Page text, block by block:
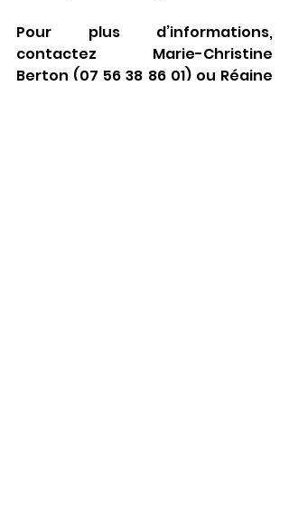
Pour plus d’informations,
contactez Marie-Christine
Berton (07 56 38 86 01) ou Régine